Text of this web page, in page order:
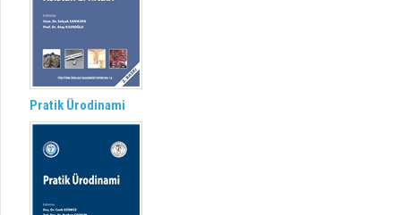
Pratik Ürodinami